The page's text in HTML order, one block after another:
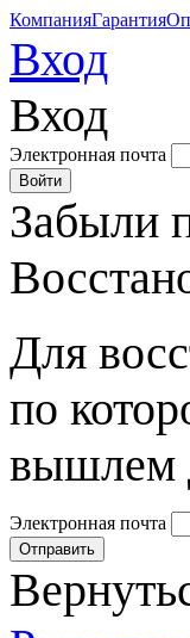
КомпанияГарантия
Вход
Вход
Электронная почта
Забыли
Для
по
вышлем
Электронная почта